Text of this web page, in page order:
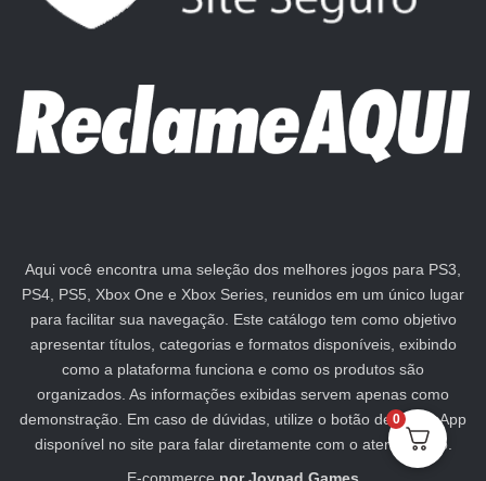
Aqui você encontra uma seleção dos melhores jogos para PS3,
PS4, PS5, Xbox One e Xbox Series, reunidos em um único lugar
para facilitar sua navegação. Este catálogo tem como objetivo
apresentar títulos, categorias e formatos disponíveis, exibindo
como a plataforma funciona e como os produtos são
organizados. As informações exibidas servem apenas como
demonstração. Em caso de dúvidas, utilize o botão de WhatsApp
disponível no site para falar diretamente com o atendimento.
E-commerce porJoypad Games
0